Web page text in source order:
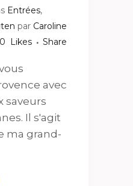
Entrées,
par Caroline
0 Likes Share
avec
saveurs
Il s'agit
ma grand-